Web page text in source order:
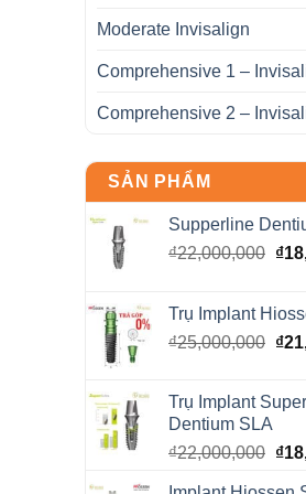
Moderate Invisalign
Comprehensive 1 –
Comprehensive 2 –
SẢN PHẨM
Supperline
₫22,000,000 Giá
₫
Trụ Implant
₫25,000,000 Giá
₫
Trụ Implant
Dentium SLA
₫22,000,000 Giá
₫